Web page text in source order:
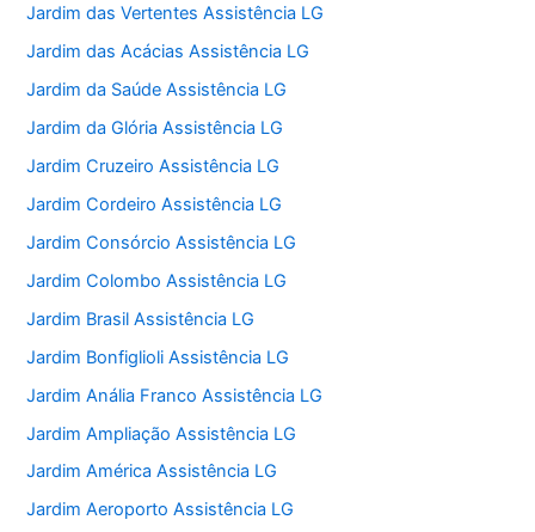
Jardim das Vertentes Assistência LG
Jardim das Acácias Assistência LG
Jardim da Saúde Assistência LG
Jardim da Glória Assistência LG
Jardim Cruzeiro Assistência LG
Jardim Cordeiro Assistência LG
Jardim Consórcio Assistência LG
Jardim Colombo Assistência LG
Jardim Brasil Assistência LG
Jardim Bonfiglioli Assistência LG
Jardim Anália Franco Assistência LG
Jardim Ampliação Assistência LG
Jardim América Assistência LG
Jardim Aeroporto Assistência LG